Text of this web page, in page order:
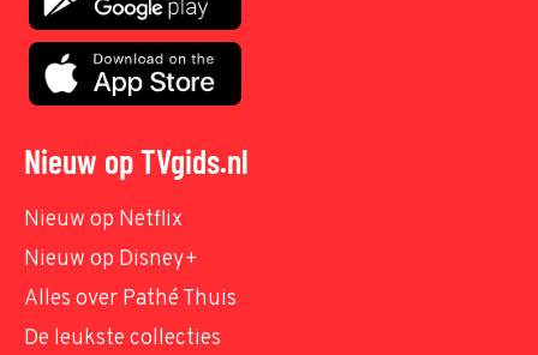
Nieuw op TVgids.nl
Nieuw op Netflix
Nieuw op Disney+
Alles over Pathé Thuis
De leukste collecties